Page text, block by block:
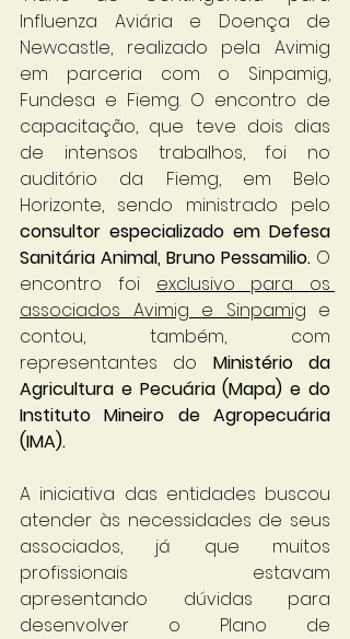
Influenza Aviária e Doença de
Newcastle, realizado pela Avimig
em parceria com o Sinpamig,
Fundesa e Fiemg. O encontro de
capacitação, que teve dois dias
de intensos trabalhos, foi no
auditório da Fiemg, em Belo
consultor especializado em Defesa
Sanitária Animal, Bruno Pessamilio. O
encontro foi exclusivo para os
associados Avimig e Sinpamig e
contou, também, com
representantes do Ministério da
Agricultura e Pecuária (Mapa) e do
Instituto Mineiro de Agropecuária
(IMA).
A iniciativa das entidades buscou
atender às necessidades de seus
associados, já que muitos
profissionais estavam
apresentando dúvidas para
desenvolver o Plano de